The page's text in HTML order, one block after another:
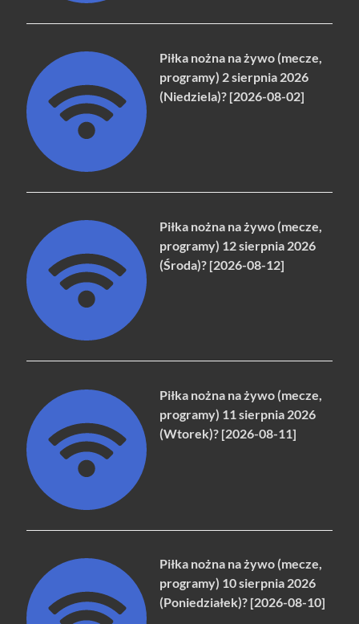
Piłka nożna na żywo (mecze,
programy) 2 sierpnia 2026
(Niedziela)? [2026-08-02]
Piłka nożna na żywo (mecze,
programy) 12 sierpnia 2026
(Środa)? [2026-08-12]
Piłka nożna na żywo (mecze,
programy) 11 sierpnia 2026
(Wtorek)? [2026-08-11]
Piłka nożna na żywo (mecze,
programy) 10 sierpnia 2026
(Poniedziałek)? [2026-08-10]